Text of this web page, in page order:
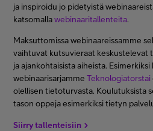
ja inspiroidu jo pidetyistä
katsomallawebinaaritallenteita.
Maksuttomissa webinaareissamme
vaihtuvat kutsuvieraat keskustelevat
ja ajankohtaisista aiheista.
webinaarisarjammeTeknologiatorstai
olellisen tietoturvasta. Koulutuksista
tason oppeja esimerkiksi tietyn
Siirry tallenteisiin